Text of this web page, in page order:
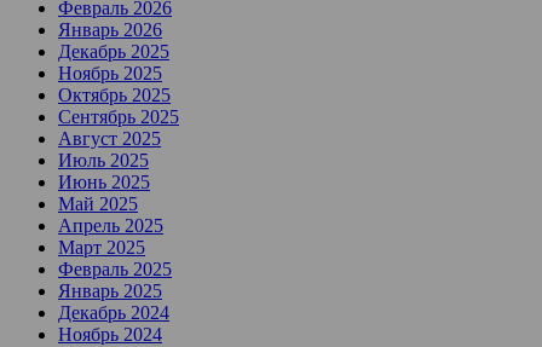
Февраль 2026
Январь 2026
Декабрь 2025
Ноябрь 2025
Октябрь 2025
Сентябрь 2025
Август 2025
Июль 2025
Июнь 2025
Май 2025
Апрель 2025
Март 2025
Февраль 2025
Январь 2025
Декабрь 2024
Ноябрь 2024